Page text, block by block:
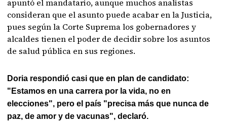
apuntó el mandatario, aunque muchos analistas
consideran que el asunto puede acabar en la Justicia,
pues según la Corte Suprema los gobernadores y
alcaldes tienen el poder de decidir sobre los asuntos
de salud pública en sus regiones.
Doria respondió casi que en plan de candidato:
"Estamos en una carrera por la vida, no en
elecciones", pero el país "precisa más que nunca de
paz, de amor y de vacunas", declaró.